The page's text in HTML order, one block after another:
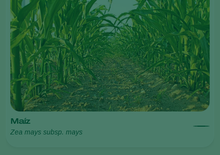
Maíz
Zea mays subsp. mays